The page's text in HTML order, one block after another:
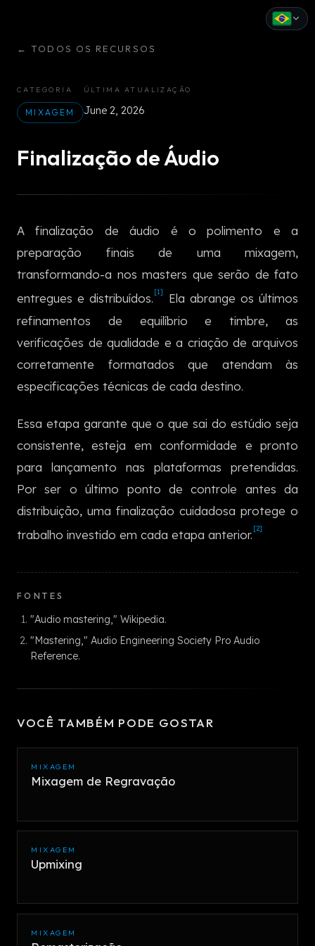
← TODOS OS RECURSOS
CATEGORIA
MIXAGEM
ÚLTIMA ATUALIZAÇÃO
June 2, 2026
Finalização de Áudio
A finalização de áudio é o polimento e a
preparação finais de uma mixagem,
transformando-a nos masters que serão de fato
entregues e distribuídos. [1]
Ela abrange os últimos
refinamentos de equilíbrio e timbre, as
verificações de qualidade e a criação de arquivos
corretamente formatados que atendam às
especificações técnicas de cada destino.
Essa etapa garante que o que sai do estúdio seja
consistente, esteja em conformidade e pronto
para lançamento nas plataformas pretendidas.
Por ser o último ponto de controle antes da
distribuição, uma finalização cuidadosa protege o
trabalho investido em cada etapa anterior. [2]
FONTES
"Audio mastering," Wikipedia.
"Mastering," Audio Engineering Society Pro Audio
Reference.
VOCÊ TAMBÉM PODE GOSTAR
MIXAGEM
Mixagem de Regravação
MIXAGEM
Upmixing
MIXAGEM
Русский
日本語
한국어